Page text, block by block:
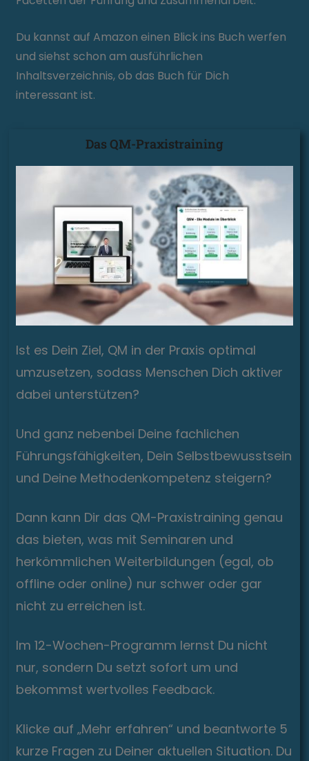
Du kannst auf Amazon einen Blick ins Buch werfen
und siehst schon am ausführlichen
Inhaltsverzeichnis, ob das Buch für Dich
interessant ist.
Das QM-Praxistraining
Ist es Dein Ziel, QM in der Praxis optimal
umzusetzen, sodass Menschen Dich aktiver
dabei unterstützen?
Und ganz nebenbei Deine fachlichen
Führungsfähigkeiten, Dein Selbstbewusstsein
und Deine Methodenkompetenz steigern?
Dann kann Dir das QM-Praxistraining genau
das bieten, was mit Seminaren und
herkömmlichen Weiterbildungen (egal, ob
offline oder online) nur schwer oder gar
nicht zu erreichen ist.
Im 12-Wochen-Programm lernst Du nicht
nur, sondern Du setzt sofort um und
bekommst wertvolles Feedback.
Klicke auf „Mehr erfahren“ und beantworte 5
kurze Fragen zu Deiner aktuellen Situation. Du